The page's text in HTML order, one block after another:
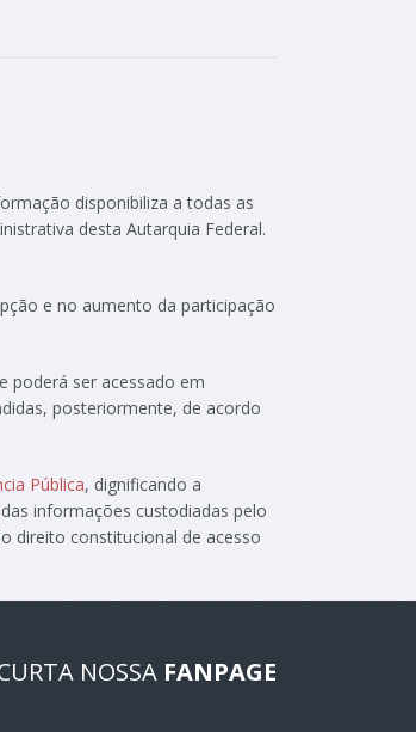
disponibiliza a todas as
desta Autarquia Federal.
e no aumento da participação
poderá ser acessado em
posteriormente, de acordo
Pública, dignificando a
informações custodiadas pelo
direito constitucional de acesso
NOSSA FANPAGE